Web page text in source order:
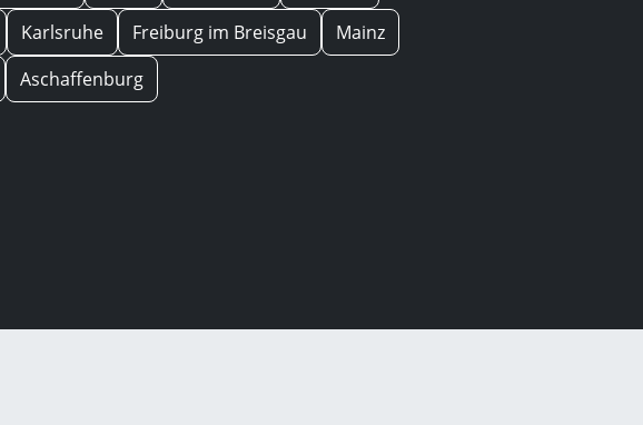
Karlsruhe Freiburg im Breisgau
Mainz
Aschaffenburg